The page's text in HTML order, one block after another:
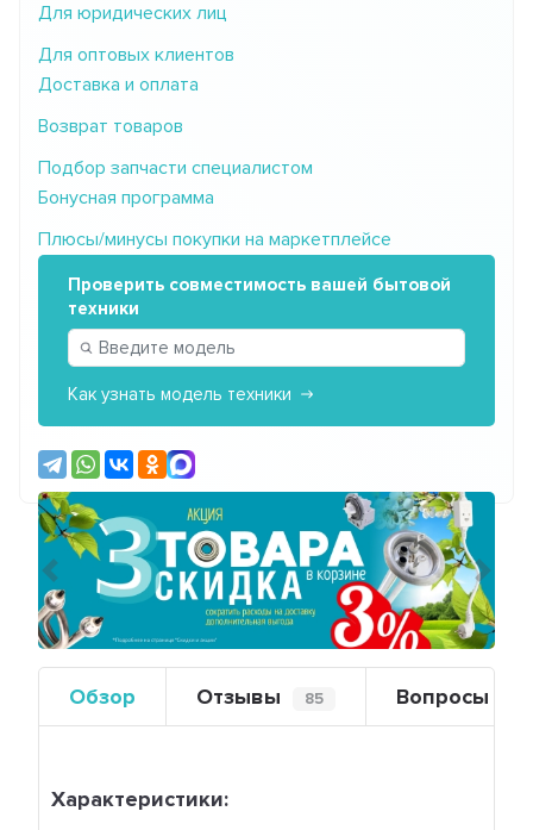
Для юридических лиц
Для оптовых клиентов
Доставка и оплата
Возврат товаров
Подбор запчасти специалистом
Бонусная программа
Плюсы/минусы покупки на маркетплейсе
Проверить совместимость вашей бытовой
техники
Как узнать модель техники
Предыдущий
Обзор Отзывы 85 Вопросы
Характеристики: